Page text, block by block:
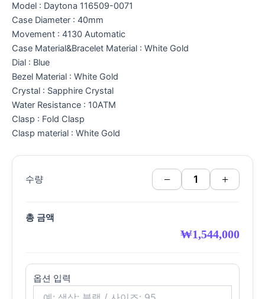
Model : Daytona 116509-0071
Case Diameter : 40mm
Movement : 4130 Automatic
Case Material&Bracelet Material : White Gold
Dial : Blue
Bezel Material : White Gold
Crystal : Sapphire Crystal
Water Resistance : 10ATM
Clasp : Fold Clasp
Clasp material : White Gold
수량 − +
총 금액
₩1,544,000
옵션 입력